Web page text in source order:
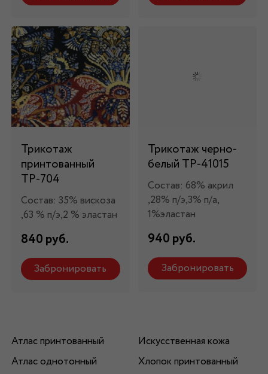
Трикотаж
принтованный
ТР-704
Состав: 35% вискоза
,63 % п/э,2 % эластан
840 руб.
Забронировать
Трикотаж черно-
белый ТР-41015
Состав: 68% акрил
,28% п/э,3% п/а,
1%эластан
940 руб.
Забронировать
Атлас принтованный
Атлас однотонный
Искусственная кожа
Хлопок принтованный